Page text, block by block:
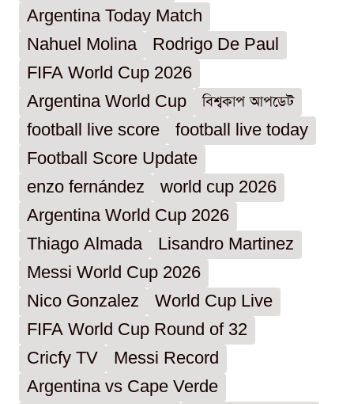
Argentina Today Match
Nahuel Molina
Rodrigo De Paul
FIFA World Cup 2026
Argentina World Cup
বিশ্বকাপ আপডেট
football live score
football live today
Football Score Update
enzo fernández
world cup 2026
Argentina World Cup 2026
Thiago Almada
Lisandro Martinez
Messi World Cup 2026
Nico Gonzalez
World Cup Live
FIFA World Cup Round of 32
Cricfy TV
Messi Record
Argentina vs Cape Verde